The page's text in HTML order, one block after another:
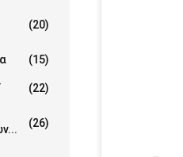
(20)
(15)
(22)
(26)